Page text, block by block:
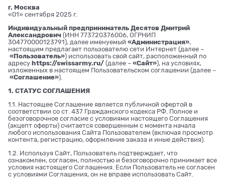
г. Москва
«01» сентября 2025 г.
Индивидуальный предприниматель Десятов Дмитрий
Александрович (ИНН 773720376006, ОГРНИП
304770000123791), далее именуемый «Администрация»,
настоящим предлагает пользователю сети Интернет (далее –
«Пользователь») использовать свой сайт, расположенный по
адресу https://swissarmy.ru/ (далее – «Сайт»), на условиях,
изложенных в настоящем Пользовательском соглашении (далее –
«Соглашение»).
1. СТАТУС СОГЛАШЕНИЯ
1.1. Настоящее Соглашение является публичной офертой в
соответствии со ст. 437 Гражданского кодекса РФ. Полное и
безоговорочное согласие с условиями настоящего Соглашения
(акцепт оферты) считается совершенным с момента начала
любого использования Сайта Пользователем (включая просмотр
контента, регистрацию, оформление заказа и иные действия).
1.2. Используя Сайт, Пользователь подтверждает, что
ознакомлен, согласен, полностью и безоговорочно принимает все
условия настоящего Соглашения. Если Пользователь не согласен
с условиями Соглашения, он не вправе использовать Сайт.